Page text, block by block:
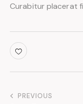
Curabitur placerat
PREVIOUS